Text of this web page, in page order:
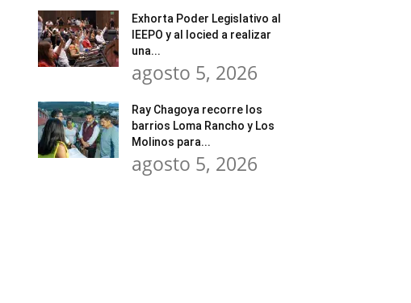
Exhorta Poder Legislativo al
IEEPO y al Iocied a realizar
una...
agosto 5, 2026
Ray Chagoya recorre los
barrios Loma Rancho y Los
Molinos para...
agosto 5, 2026